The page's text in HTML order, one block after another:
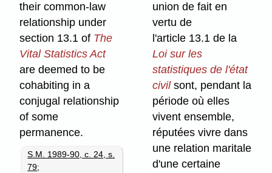
their common-law
relationship under
section 13.1 of The
Vital Statistics Act
are deemed to be
cohabiting in a
conjugal relationship
of some
permanence.
S.M. 1989-90, c. 24, s.
79;
union de fait en
vertu de
l'article 13.1 de la
Loi sur les
statistiques de l'état
civilsont, pendant la
période où elles
vivent ensemble,
réputées vivre dans
une relation maritale
d'une certaine